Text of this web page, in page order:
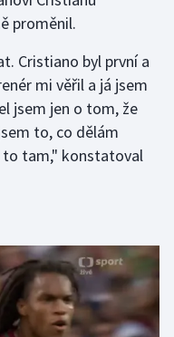
proměnil.
Cristiano byl první a
mi věřil a já jsem
jsem jen o tom, že
to, co dělám
to tam," konstatoval